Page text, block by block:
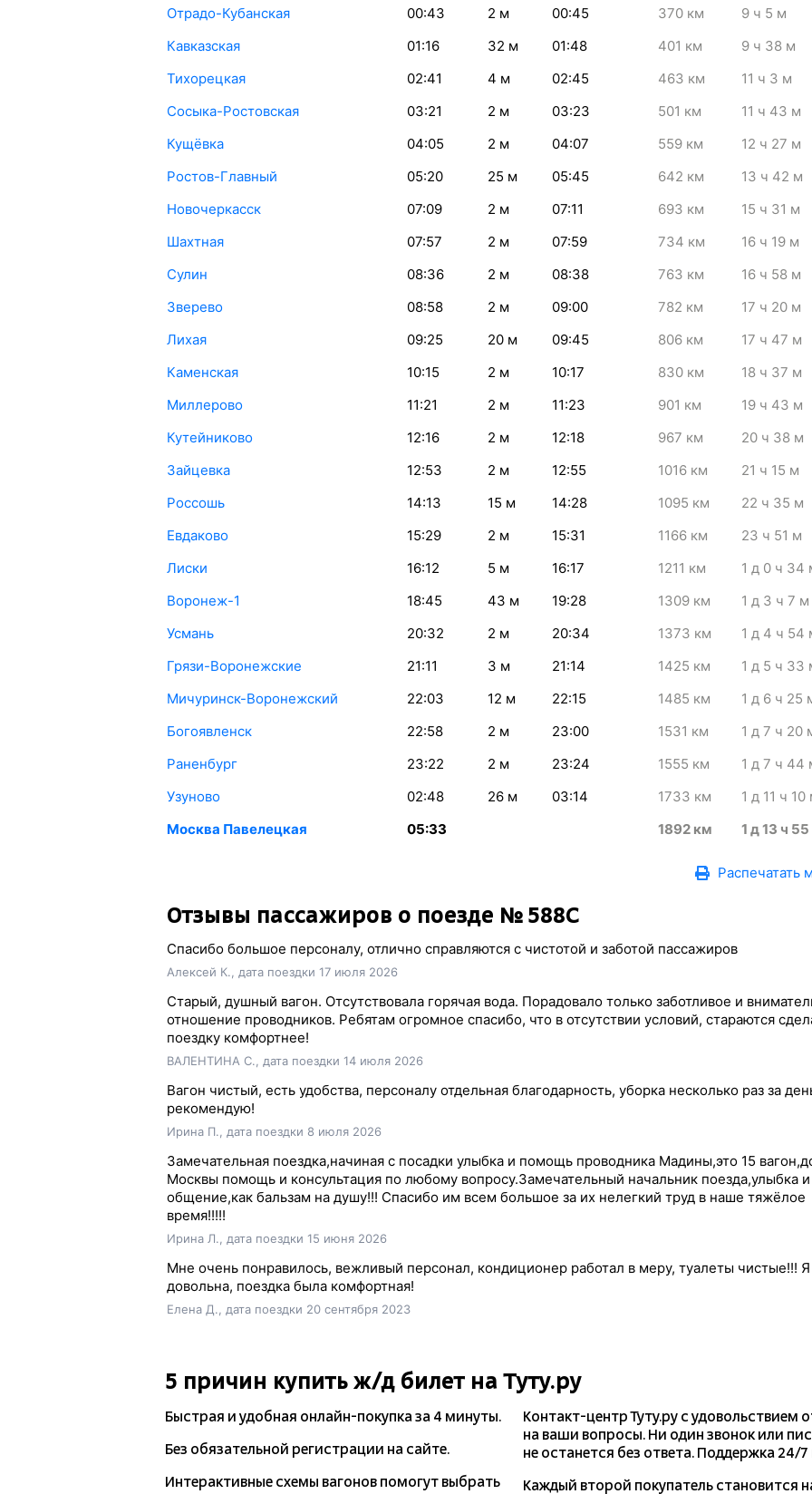
Отрадо-Кубанская
00:43 2 м 00:45 370 км 9 ч 5 м
Кавказская
01:16 32 м 01:48 401 км 9 ч 38 м
Тихорецкая
02:41 4 м 02:45 463 км 11 ч 3 м
Сосыка-Ростовская
03:21 2 м 03:23 501 км 11 ч 43 м
Кущёвка
04:05 2 м 04:07 559 км 12 ч 27 м
Ростов-Главный
05:20 25 м 05:45 642 км 13 ч 42 м
Новочеркасск
07:09 2 м 07:11 693 км 15 ч 31 м
Шахтная
07:57 2 м 07:59 734 км 16 ч 19 м
Сулин
08:36 2 м 08:38 763 км 16 ч 58 м
Зверево
08:58 2 м 09:00 782 км 17 ч 20 м
Лихая
09:25 20 м 09:45 806 км 17 ч 47 м
Каменская
10:15 2 м 10:17 830 км 18 ч 37 м
Миллерово
11:21 2 м 11:23 901 км 19 ч 43 м
Кутейниково
12:16 2 м 12:18 967 км 20 ч 38 м
Зайцевка
12:53 2 м 12:55 1016 км 21 ч 15 м
Россошь
14:13 15 м 14:28 1095 км 22 ч 35 м
Евдаково
15:29 2 м 15:31 1166 км 23 ч 51 м
Лиски
16:12 5 м 16:17 1211 км 1 д 0 ч 34
Воронеж-1
18:45 43 м 19:28 1309 км 1 д 3 ч 7 м
Усмань
20:32 2 м 20:34 1373 км 1 д 4 ч 54
Грязи-Воронежские
21:11 3 м 21:14 1425 км 1 д 5 ч 33
Мичуринск-Воронежский
22:03 12 м 22:15 1485 км 1 д 6 ч 25
Богоявленск
22:58 2 м 23:00 1531 км 1 д 7 ч 20
Раненбург
23:22 2 м 23:24 1555 км 1 д 7 ч 44
Узуново
02:48 26 м 03:14 1733 км 1 д 11 ч 10
Москва Павелецкая
05:33 1892 км 1 д 13 ч 55
Распечатать
Отзывы пассажиров о поезде № 588С
Спасибо большое персоналу, отлично справляются с чистотой и заботой пассажиров
Алексей К., дата поездки 17 июля 2026
Старый, душный вагон. Отсутствовала горячая вода. Порадовало только заботливое и
отношение проводников. Ребятам огромное спасибо, что в отсутствии условий, стараются
поездку комфортнее!
ВАЛЕНТИНА С., дата поездки 14 июля 2026
Вагон чистый, есть удобства, персоналу отдельная благодарность, уборка несколько раз за
рекомендую!
Ирина П., дата поездки 8 июля 2026
Замечательная поездка,начиная с посадки улыбка и помощь проводника Мадины,это 15
Москвы помощь и консультация по любому вопросу.Замечательный начальник поезда,улыбка
общение,как бальзам на душу!!! Спасибо им всем большое за их нелегкий труд в наше тяжёлое
время!!!!!
Ирина Л., дата поездки 15 июня 2026
Мне очень понравилось, вежливый персонал, кондиционер работал в меру, туалеты чистые!!!
довольна, поездка была комфортная!
Елена Д., дата поездки 20 сентября 2023
5 причин купить ж/дбилет на Туту.ру
Быстрая и удобная онлайн-покупказа 4 минуты.
Без обязательной регистрации на сайте.
Интерактивные схемы вагонов помогут выбрать
Контакт-центр Туту.ру с удовольствием
на ваши вопросы. Ни один звонок или
не останется без ответа. Поддержка 24/7
Каждый второй покупатель становится